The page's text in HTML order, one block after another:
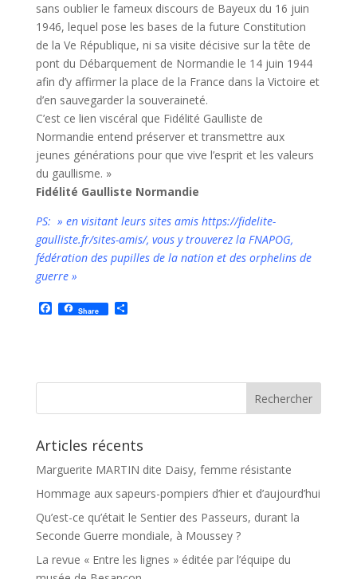
sans oublier le fameux discours de Bayeux du 16 juin
1946, lequel pose les bases de la future Constitution
de la Ve République, ni sa visite décisive sur la tête de
pont du Débarquement de Normandie le 14 juin 1944
afin d’y affirmer la place de la France dans la Victoire et
d’en sauvegarder la souveraineté.
C’est ce lien viscéral que Fidélité Gaulliste de
Normandie entend préserver et transmettre aux
jeunes générations pour que vive l’esprit et les valeurs
du gaullisme. »
Fidélité Gaulliste Normandie
PS: » en visitant leurs sites amis https://fidelite-
gaulliste.fr/sites-amis/, vous y trouverez la FNAPOG,
fédération des pupilles de la nation et des orphelins de
guerre »
F
a
o
Share P
a
e
Articles récents
Marguerite MARTIN dite Daisy, femme résistante
Hommage aux sapeurs-pompiers d’hier et d’aujourd’hui
Qu’est-ce qu’était le Sentier des Passeurs, durant la
Seconde Guerre mondiale, à Moussey ?
La revue « Entre les lignes » éditée par l’équipe du